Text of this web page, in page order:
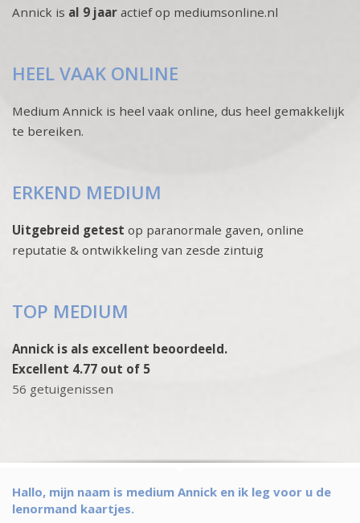
Annick is al 9 jaar actief op mediumsonline.nl
HEEL VAAK ONLINE
Medium Annick is heel vaak online, dus heel gemakkelijk
te bereiken.
ERKEND MEDIUM
Uitgebreid getest op paranormale gaven, online
reputatie & ontwikkeling van zesde zintuig
TOP MEDIUM
Annick is als excellent beoordeeld.
Excellent 4.77 out of 5
56 getuigenissen
Hallo, mijn naam is medium Annick en ik leg voor u de
lenormand kaartjes.